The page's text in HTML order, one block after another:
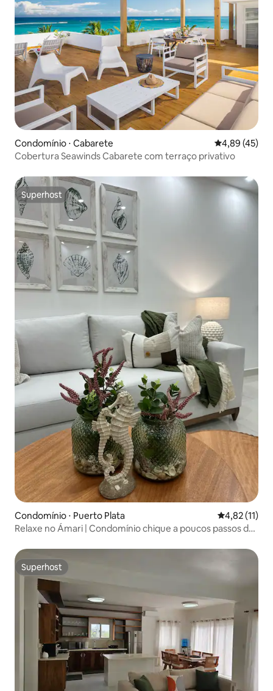
Condomínio ⋅ Cabarete 4,89 de uma
4,89 (45)
Cobertura Seawinds Cabarete com terraço privativo
Superhost
Superhost
Condomínio ⋅ Puerto Plata 4,82 de uma
4,82 (11)
Relaxe no Ámari | Condomínio chique a poucos passos da
Superhost
Superhost